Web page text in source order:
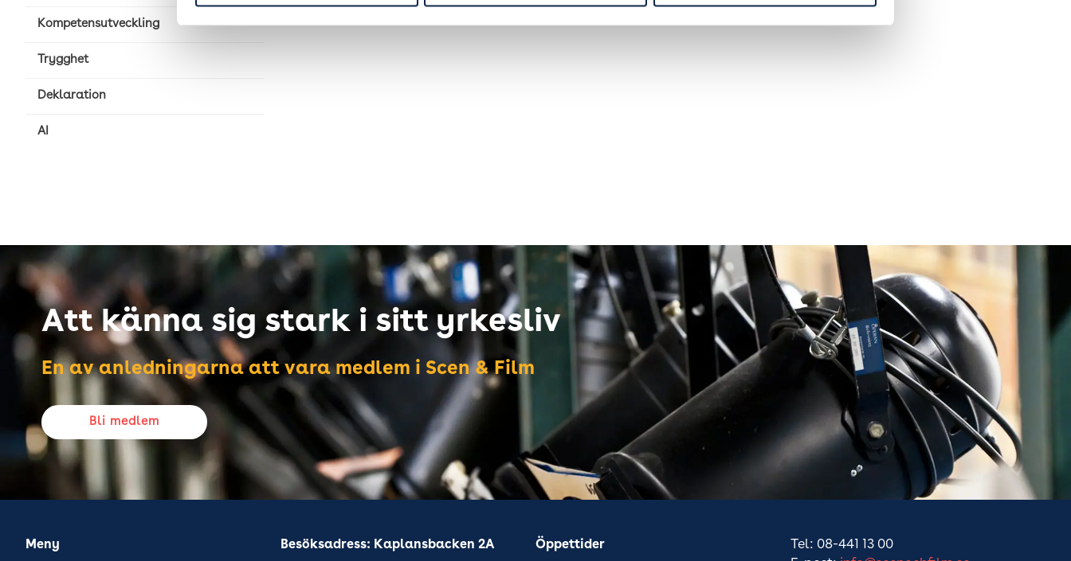
Kompetensutveckling
Trygghet
Deklaration
AI
Att känna sig stark i sitt yrkesliv
En av anledningarna att vara medlem i Scen & Film
Bli medlem
Meny Besöksadress: Kaplansbacken 2A Öppettider
Tel: 08-441 13 00